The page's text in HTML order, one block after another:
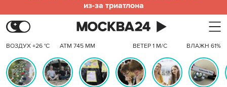
из-за триатлона
ВОЗДУХ +26 °C АТМ 745 ММ ВЕТЕР 1 М/С ВЛАЖН 61%